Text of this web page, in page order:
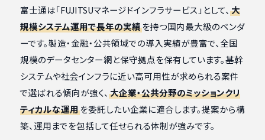
富士通は「FUJITSUマネージドインフラサービス」として、 大
規模システム運用で長年の実績を持つ国内最大級のベンダ
ーです。製造・金融・公共領域での導入実績が豊富で、全国
規模のデータセンター網と保守拠点を保有しています。基幹
システムや社会インフラに近い高可用性が求められる案件
で選ばれる傾向が強く、 大企業・公共分野のミッションクリ
ティカルな運用を委託したい企業に適合します。提案から構
築、運用までを包括して任せられる体制が強みです。